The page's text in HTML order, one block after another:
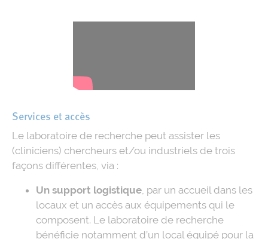
Services et accès
Le laboratoire de recherche peut assister les
(cliniciens) chercheurs et/ou industriels de trois
façons différentes, via :
Un support logistique, par un accueil dans les
locaux et un accès aux équipements qui le
composent. Le laboratoire de recherche
bénéficie notamment d’un local équipé pour la